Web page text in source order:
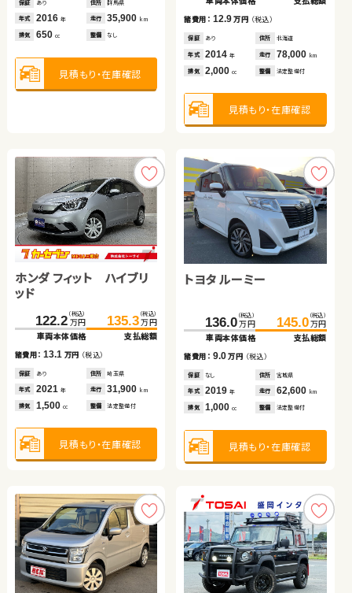
保証 あり 住所 群馬県
年式 2016 年 走行 35,900 km
排気 650 cc 整備 なし
見積もり・在庫確認
諸費用： 12.9万円 （税込）
保証 あり 住所 北海道
年式 2014年 走行 78,000 km
排気 2,000cc 整備 法定整備付
見積もり・在庫確認
ホンダ フィット ハイブリ
ッド
122.2 （税込）
万円
車両本体価格
135.3 （税込）
万円
支払総額
諸費用：13.1 万円 （税込）
保証 あり 住所 埼玉県
年式 2021 年 走行 31,900 km
排気 1,500 cc 整備 法定整備付
見積もり・在庫確認
トヨタ ルーミー
136.0 （税込）
万円
車両本体価格
145.0 （税込）
万円
支払総額
諸費用： 9.0万円 （税込）
保証 なし 住所 宮城県
年式 2019年 走行 62,600 km
排気 1,000cc 整備 法定整備付
見積もり・在庫確認
諸費用：11.5万円 （税込）
保証 あり 住所 岩手県
排気 2,500cc 整備 法定整備付
諸費用： 4.2万円（税込）
保証 なし 住所 岡山県
年式 2012年 走行 34,100 km
排気 660cc 整備 法定整備付
見積もり・在庫確認
スズキ スイフト
205.8 （税込）
万円
車両本体価格
212.0 （税込）
万円
支払総額
諸費用：6.2万円（税込）
保証 あり 住所 福島県
年式 2022 年 走行 35,800 km
排気 1,400 cc 整備 法定整備付
見積もり・在庫確認
日産 セレナ
149.0 （税込）
万円
車両本体価格
159.8 （税込）
万円
支払総額
諸費用： 10.8万円（税込）
保証 なし 住所 岡山県
年式 2018年 走行 66,500 km
排気 1,200cc 整備 法定整備付
見積もり・在庫確認
保証 なし 住所 岡山県
年式 2018 年 走行 33,800 km
排気 1,000 整備 法定整備付
見積もり・在庫確認
あり
年式 2020年 走行
排気 2,500 整備 なし
見積もり・在庫確認
トヨタ プリウスＰＨＶ
254.4（税込）
万円
268.8 （税込）
万円
諸費用：14.4万円（税込）
あり 宮城県
年式 2022年 走行
排気 1,800 整備 法定整備付
見積もり・在庫確認
ホンダ フリード ハイブリ
55.0 （税込）
万円
諸費用：14.9万円（税込）
あり
年式 2013年 走行
排気 1,500 整備 法定整備付
見積もり・在庫確認
スズキ ジムニー トヨタ アクア